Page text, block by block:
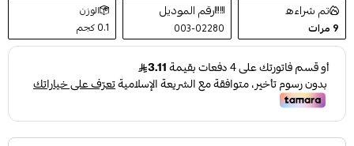
تم شراءه
9 مرات
رقم الموديل
003-02280
الوزن
0.1 كجم